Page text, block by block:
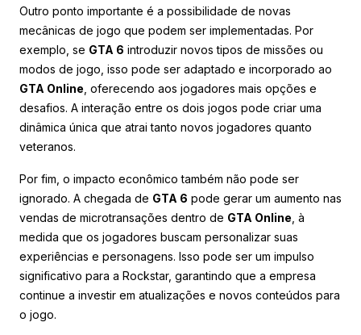
Outro ponto importante é a possibilidade de novas
mecânicas de jogo que podem ser implementadas. Por
exemplo, se GTA 6 introduzir novos tipos de missões ou
modos de jogo, isso pode ser adaptado e incorporado ao
GTA Online , oferecendo aos jogadores mais opções e
desafios. A interação entre os dois jogos pode criar uma
dinâmica única que atrai tanto novos jogadores quanto
veteranos.
Por fim, o impacto econômico também não pode ser
ignorado. A chegada de GTA 6 pode gerar um aumento nas
vendas de microtransações dentro de GTA Online , à
medida que os jogadores buscam personalizar suas
experiências e personagens. Isso pode ser um impulso
significativo para a Rockstar, garantindo que a empresa
continue a investir em atualizações e novos conteúdos para
o jogo.